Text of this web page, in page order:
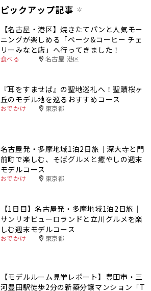
ピックアップ記事
【名古屋・港区】焼きたてパンと人気モー
ニングが楽しめる「ベーク&コーヒー チェ
リーみなと店」へ行ってきました！
食べる 名古屋 港区
『耳をすませば』の聖地巡礼へ！聖蹟桜ヶ
丘のモデル地を巡るおすすめコース
おでかけ 東京都
名古屋発・多摩地域1泊2日旅｜深大寺と門
前町で楽しむ、そばグルメと癒やしの週末
モデルコース
おでかけ 東京都
【1日目】名古屋発・多摩地域1泊2日旅｜
サンリオピューロランドと立川グルメを楽
しむ週末モデルコース
おでかけ 東京都
【モデルルーム見学レポート】豊田市・三
河豊田駅徒歩2分の新築分譲マンション「T